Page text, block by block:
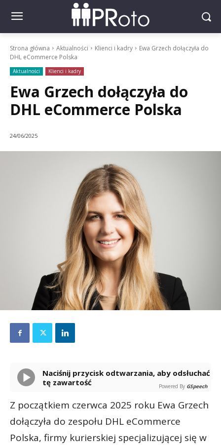
Strona główna Aktualności Klienci i kadry
Ewa Grzech dołączyła do
DHL eCommerce Polska
Aktualności Klienci i kadry
Ewa Grzech dołączyła do
DHL eCommerce Polska
24/06/2025
Naciśnij przycisk odtwarzania, aby odsłuchać
tę zawartość
Powered By GSpeech
Z początkiem czerwca 2025 roku Ewa Grzech
dołączyła do zespołu DHL eCommerce
Polska, firmy kurierskiej specjalizującej się w